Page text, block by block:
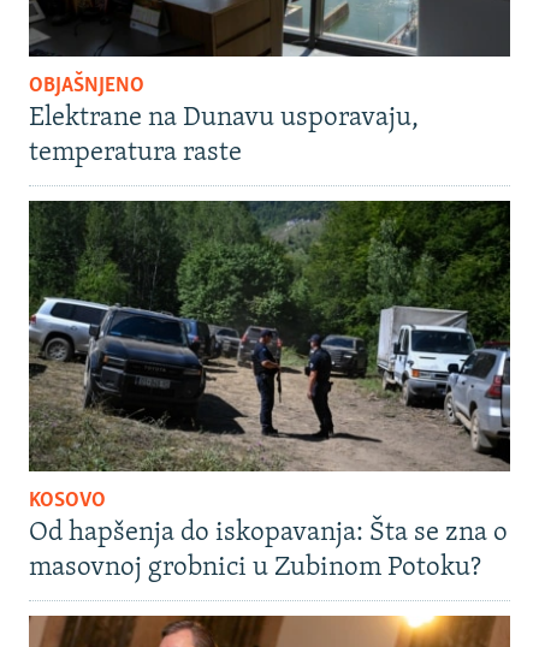
OBJAŠNJENO
Elektrane na Dunavu usporavaju,
temperatura raste
KOSOVO
Od hapšenja do iskopavanja: Šta se zna o
masovnoj grobnici u Zubinom Potoku?